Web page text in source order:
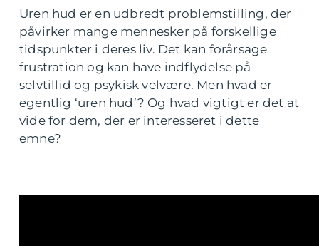
Uren hud er en udbredt problemstilling, der
påvirker mange mennesker på forskellige
tidspunkter i deres liv. Det kan forårsage
frustration og kan have indflydelse på
selvtillid og psykisk velvære. Men hvad er
egentlig ‘uren hud’? Og hvad vigtigt er det at
vide for dem, der er interesseret i dette
emne?